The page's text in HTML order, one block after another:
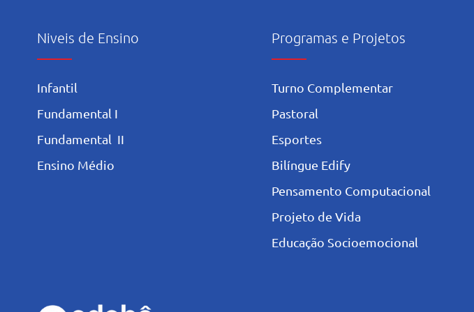
Niveis de Ensino
Infantil
Fundamental I
Fundamental II
Ensino Médio
Programas e Projetos
Turno Complementar
Pastoral
Esportes
Bilíngue Edify
Pensamento Computacional
Projeto de Vida
Educação Socioemocional